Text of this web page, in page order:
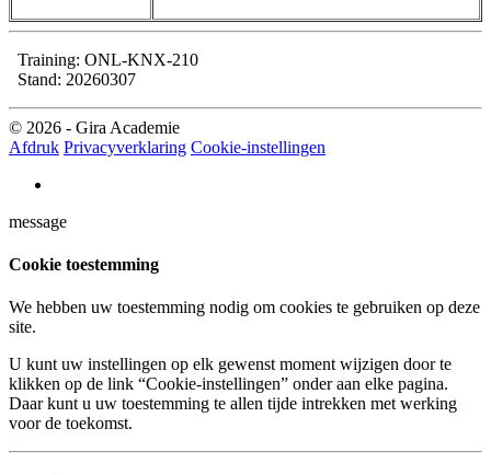
Training: ONL-KNX-210
Stand: 20260307
© 2026 - Gira Academie
Afdruk Privacyverklaring Cookie-instellingen
message
Cookie toestemming
We hebben uw toestemming nodig om cookies te gebruiken op deze
site.
U kunt uw instellingen op elk gewenst moment wijzigen door te
klikken op de link “Cookie-instellingen” onder aan elke pagina.
Daar kunt u uw toestemming te allen tijde intrekken met werking
voor de toekomst.